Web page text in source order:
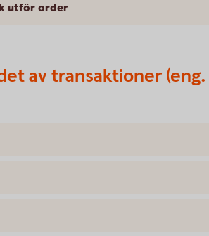
utför order
av transaktioner